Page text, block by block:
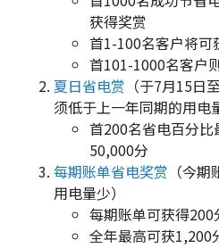
获得奖赏
首1-100名客户将可
首101-1000名客户
夏日省电赏 （于7月15日
须低于上一年同期的用电
首200名省电百分
50,000分
每期账单省电奖赏 （今
用电量少）
每期账单可获得200
全年最高可获1,200